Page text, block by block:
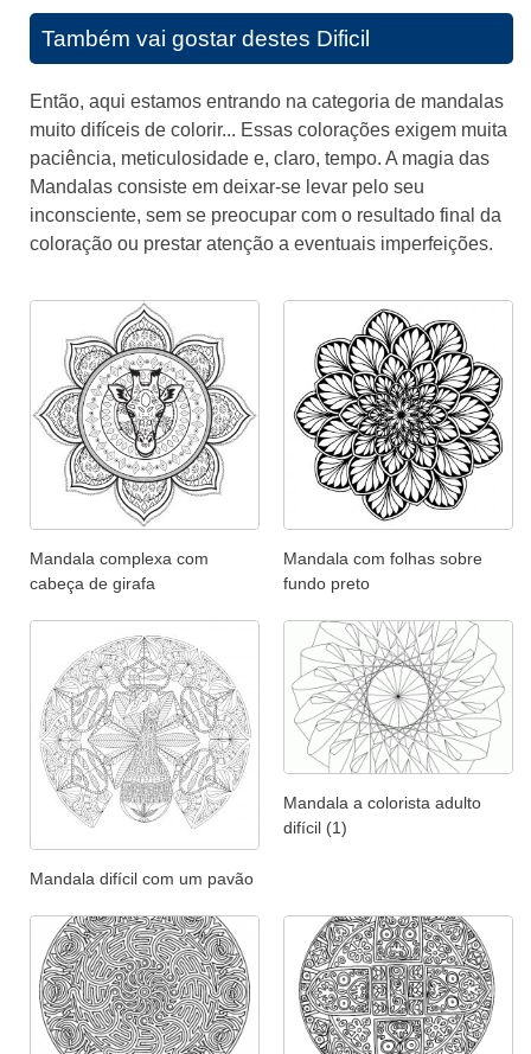
Também vai gostar destes Dificil
Então, aqui estamos entrando na categoria de mandalas
muito difíceis de colorir... Essas colorações exigem muita
paciência, meticulosidade e, claro, tempo. A magia das
Mandalas consiste em deixar-se levar pelo seu
inconsciente, sem se preocupar com o resultado final da
coloração ou prestar atenção a eventuais imperfeições.
Mandala complexa com
cabeça de girafa
Mandala com folhas sobre
fundo preto
Mandala difícil com um pavão
Mandala a colorista adulto
difícil (1)